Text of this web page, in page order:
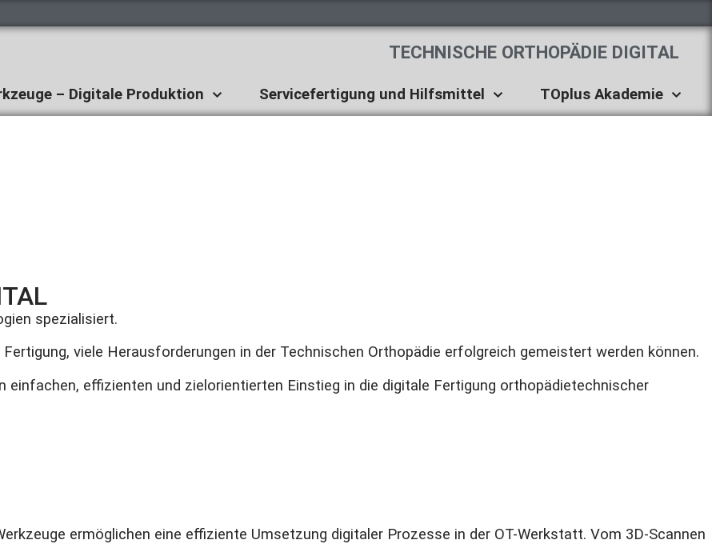
– Digitale Produktion Servicefertigung und Hilfsmittel TOplus Akademie
TECHNISCHE ORTHOPÄDIE DIGITAL
spezialisiert.
viele Herausforderungen in der Technischen Orthopädie erfolgreich gemeistert werden können.
effizienten und zielorientierten Einstieg in die digitale Fertigung orthopädietechnischer
ermöglichen eine effiziente Umsetzung digitaler Prozesse in der OT-Werkstatt. Vom 3D-Scannen